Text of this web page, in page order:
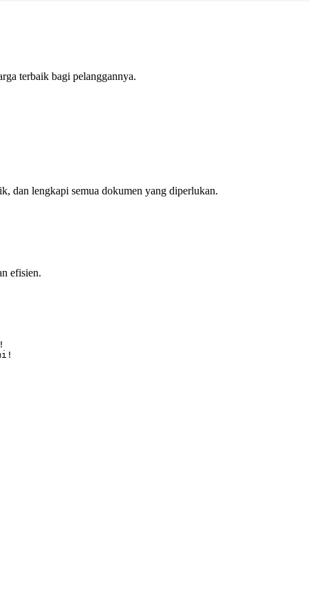
terbaik bagi pelanggannya.
dan lengkapi semua dokumen yang diperlukan.
efisien.